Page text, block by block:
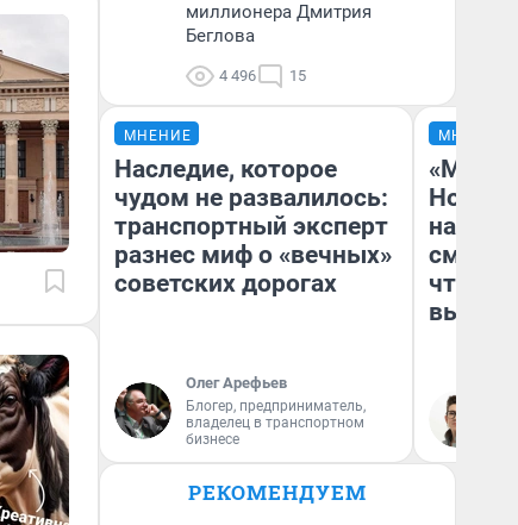
миллионера Дмитрия
Беглова
4 496 15
МНЕНИЕ
Наследие, которое
чудом не развалилось:
транспортный эксперт
разнес миф о «вечных»
советских дорогах
Олег Арефьев
Блогер, предприниматель,
владелец в транспортном
бизнесе
МНЕНИЕ
«Мы
чтобы
РЕКОМЕНДУЕМ